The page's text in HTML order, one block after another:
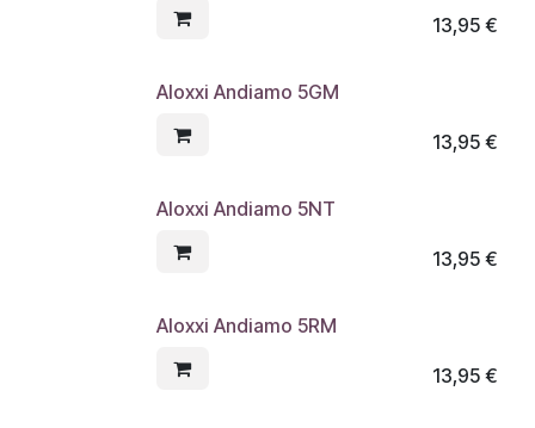
13,95€
Aloxxi Andiamo 5GM
13,95€
Aloxxi Andiamo 5NT
13,95€
Aloxxi Andiamo 5RM
13,95€